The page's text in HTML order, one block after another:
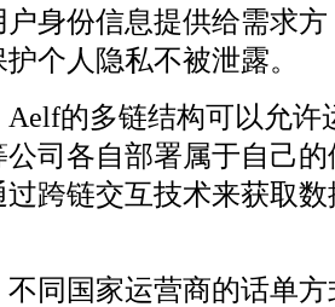
身份信息提供给需求
个人隐私不被泄露。
的多链结构可以允许
司各自部署属于自己
跨链交互技术来获取
国家运营商的话单方